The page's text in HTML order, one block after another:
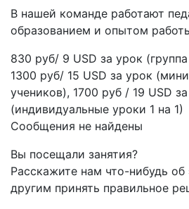
В нашей команде работают
образованием и опытом
830 руб/ 9 USD за урок
1300 руб/ 15 USD за урок
учеников), 1700 руб / 19 USD
(индивидуальные уроки 1 на 1)
Сообщения не найдены
Вы посещали занятия?
Расскажите нам что-нибудь
другим принять правильное